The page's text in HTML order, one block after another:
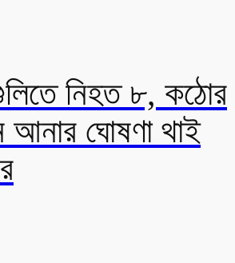
নিহত ৮, কঠোর
ঘোষণা থাই